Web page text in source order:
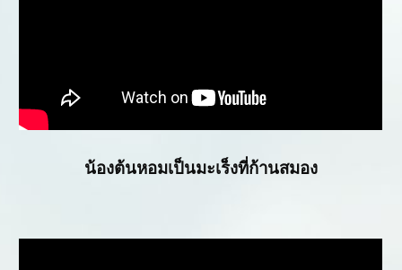
น้องต้นหอมเป็นมะเร็งที่ก้านสมอง